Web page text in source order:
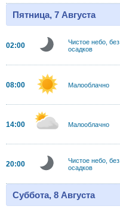
Пятница, 7 Августа
02:00
Чистое небо, без
осадков
08:00 Малооблачно
14:00 Малооблачно
20:00
Чистое небо, без
осадков
Суббота, 8 Августа